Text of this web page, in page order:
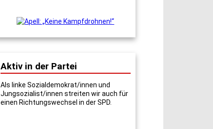
Aktiv in der Partei
Als linke Sozialdemokrat/innen und
Jungsozialist/innen streiten wir auch für
einen Richtungswechsel in der SPD.